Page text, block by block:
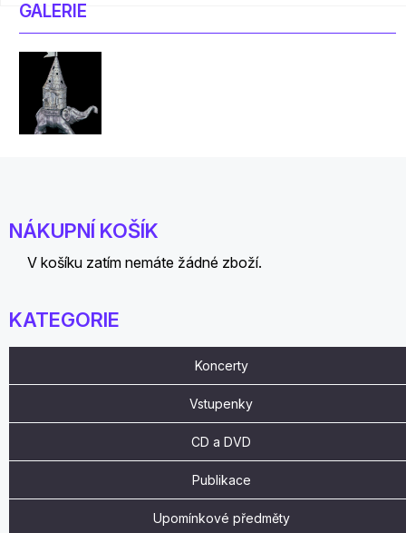
GALERIE
NÁKUPNÍ KOŠÍK
V košíku zatím nemáte žádné zboží.
KATEGORIE
Koncerty
Vstupenky
CD a DVD
Publikace
Upomínkové předměty